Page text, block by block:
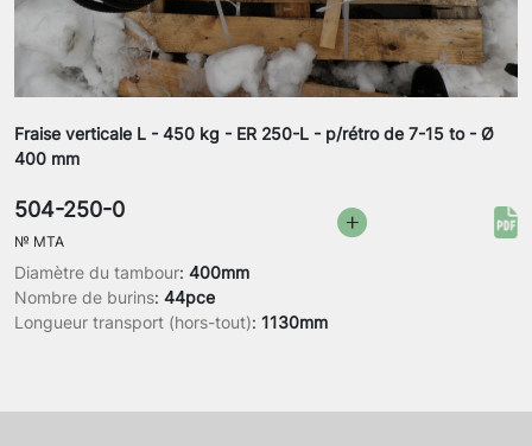
Fraise verticale L - 450 kg - ER 250-L - p/rétro de 7-15 to - Ø
400 mm
Diamètre du tambour: 400mm
Nombre de burins: 44pce
Longueur transport (hors-tout): 1130mm
504-250-0
№ MTA